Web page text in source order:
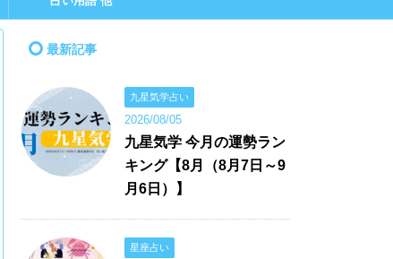
最新記事
九星気学占い
2026/08/05
九星気学 今月の運勢ラン
キング【8月（8月7日～9
月6日）】
星座占い